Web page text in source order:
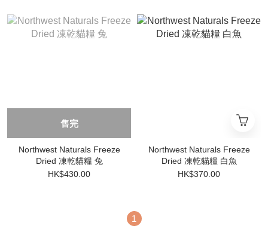
售完
Northwest Naturals Freeze
Dried 凍乾貓糧 兔
HK$430.00
Northwest Naturals Freeze
Dried 凍乾貓糧 白魚
HK$370.00
1